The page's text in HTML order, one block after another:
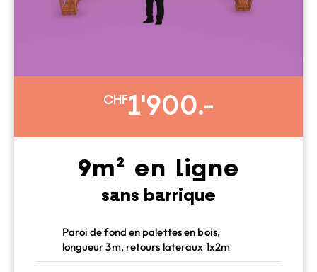
CHF1'900.-
9m² en ligne
sans barrique
Paroi de fond en palettes en bois,
longueur 3m, retours lateraux 1x2m